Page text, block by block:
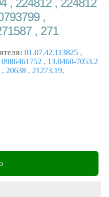
, 224812 , 224812
,
, 271
01.07.42.113825 ,
0986461752 , 13.0460-7053.2
, 20638 , 21273.19,